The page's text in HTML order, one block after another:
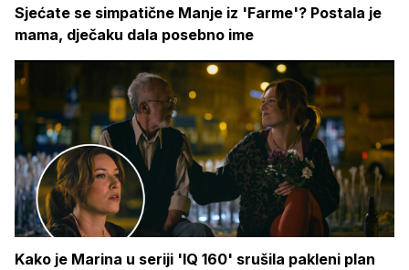
Sjećate se simpatične Manje iz 'Farme'? Postala je
mama, dječaku dala posebno ime
Kako je Marina u seriji 'IQ 160' srušila pakleni plan